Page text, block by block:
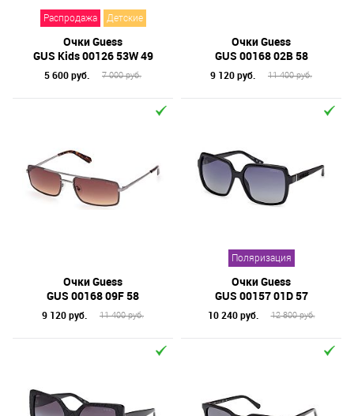
Распродажа Детские
Очки Guess
GUS Kids 00126 53W 49
5 600 руб. 7 000 руб.
Очки Guess
GUS 00168 02B 58
9 120 руб. 11 400 руб.
Очки Guess
GUS 00168 09F 58
9 120 руб. 11 400 руб.
Поляризация
Очки Guess
GUS 00157 01D 57
10 240 руб. 12 800 руб.